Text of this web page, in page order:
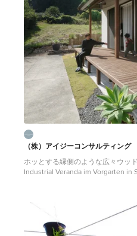
（株）アイジーコンサルティン
ホッとする縁側のような広々ウッ
Industrial Veranda im Vorgarten in